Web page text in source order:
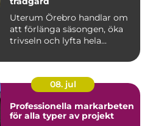
Uterum Örebro handlar om
att förlänga säsongen, öka
trivseln och lyfta hela...
08. jul
Professionella markarbeten
för alla typer av projekt